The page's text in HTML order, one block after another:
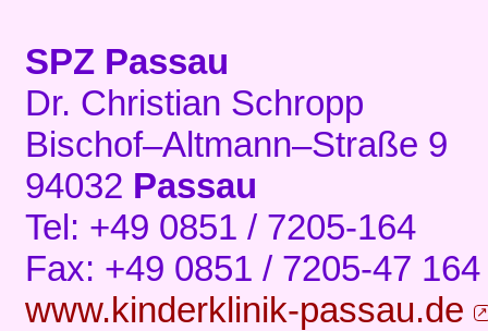
SPZ Passau
Dr. Christian Schropp
Bischof–Altmann–Straße 9
94032 Passau
Tel: +49 0851 / 7205-164
Fax: +49 0851 / 7205-47 164
www.kinderklinik-passau.de